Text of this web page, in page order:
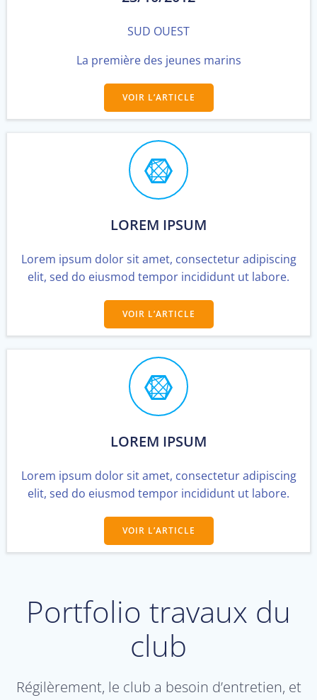
SUD OUEST
La première des jeunes marins
VOIR L’ARTICLE
LOREM IPSUM
Lorem ipsum dolor sit amet, consectetur adipiscing
elit, sed do eiusmod tempor incididunt ut labore.
VOIR L’ARTICLE
LOREM IPSUM
Lorem ipsum dolor sit amet, consectetur adipiscing
elit, sed do eiusmod tempor incididunt ut labore.
VOIR L’ARTICLE
Portfolio travaux du
club
Régilèrement, le club a besoin d’entretien, et